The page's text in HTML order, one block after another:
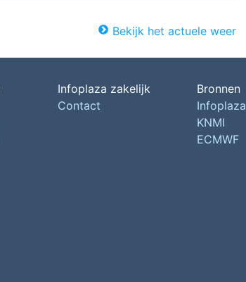
Bekijk het actuele weer
Infoplaza zakelijk
Contact
Bronnen
Infoplaza
KNMI
ECMWF